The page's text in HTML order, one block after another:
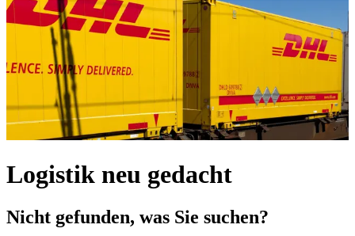
Logistik neu gedacht
Nicht gefunden, was Sie suchen?